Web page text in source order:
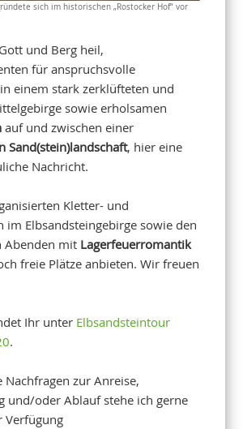
sich im historischen „Rostocker Hof“ vor
und Berg heil,
für anspruchsvolle
in einem stark zerklüfteten und
sowie erholsamen
auf und zwischen einer
Sand(stein)landschaft, hier eine
Nachricht.
Kletter- und
im Elbsandsteingebirge sowie den
Abenden mit Lagerfeuerromantik
freie Plätze anbieten. Wir freuen
Ihr unter Elbsandsteintour
.
Nachfragen zur Anreise,
und/oder Ablauf stehe ich gerne
Verfügung